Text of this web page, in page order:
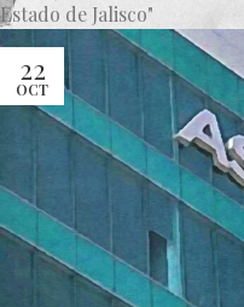
Estado de Jalisco"
22
OCT